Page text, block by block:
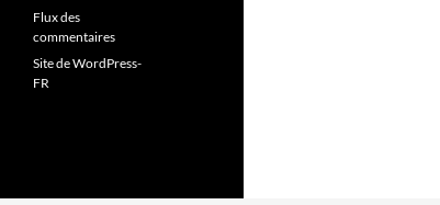
Flux des
commentaires
Site de WordPress-
FR